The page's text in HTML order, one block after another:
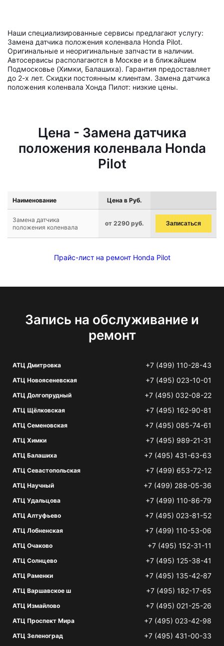
Наши специализированные сервисы предлагают услугу:
Замена датчика положения коленвала Honda Pilot.
Оригинальные и неоригинальные запчасти в наличии.
Автосервисы располагаются в Москве и в ближайшем
Подмосковье (Химки, Балашиха). Гарантия предоставляет
до 2-х лет. Скидки постоянным клиентам. Замена датчика
положения коленвала Хонда Пилот: низкие цены.
Цена - Замена датчика
положения коленвала Honda
Pilot
Наименование Цена в Руб.
Замена датчика
положения коленвала
от 2290 руб. Записаться
Прайс-лист на ремонт Honda Pilot
Запись на обслуживание и
ремонт
АТЦ Дмитровка +7 (499) 110-28-43
АТЦ Новоясеневская +7 (495) 023-10-01
АТЦ Долгопрудный +7 (495) 032-08-22
АТЦ Щёлковская +7 (495) 162-90-81
АТЦ Семеновская +7 (495) 085-74-61
АТЦ Химки +7 (495) 989-21-31
АТЦ Балашиха +7 (495) 431-63-63
АТЦ Севастопольская +7 (499) 653-72-12
АТЦ Научный +7 (499) 288-05-36
АТЦ Удальцова +7 (499) 110-86-79
АТЦ Алтуфьево +7 (495) 023-81-52
АТЦ Лобненская +7 (499) 110-53-06
АТЦ Очаково +7 (495) 152-31-11
АТЦ Солнцево +7 (495) 125-38-41
АТЦ Раменки +7 (495) 135-42-87
АТЦ Варшавское ш +7 (495) 182-17-65
АТЦ Измайлово +7 (495) 021-25-26
АТЦ Проспект Мира +7 (495) 023-42-98
АТЦ Зеленоград +7 (495) 431-00-33